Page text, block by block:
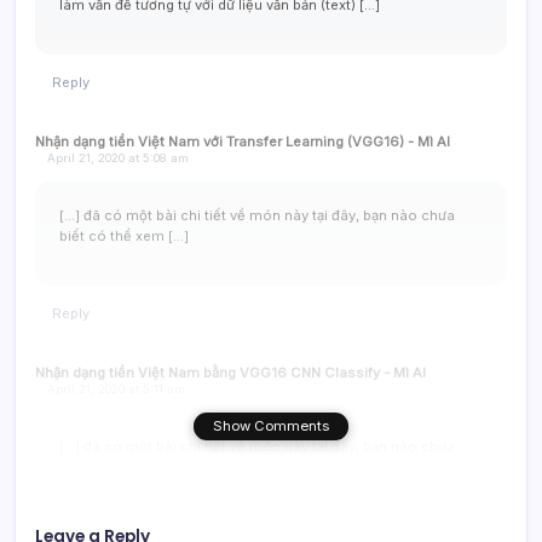
làm vấn đề tương tự với dữ liệu văn bản (text) […]
Reply
Nhận dạng tiền Việt Nam với Transfer Learning (VGG16) - Mì AI
April 21, 2020 at 5:08 am
[…] đã có một bài chi tiết về món này tại đây, bạn nào chưa
biết có thể xem […]
Reply
Nhận dạng tiền Việt Nam bằng VGG16 CNN Classify - Mì AI
[…] đã có một bài chi tiết về món này tại đây, bạn nào chưa
Show Comments
Leave a Reply